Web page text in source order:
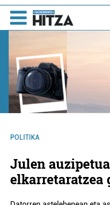
POLITIKA
Julen
elkarretaratzea